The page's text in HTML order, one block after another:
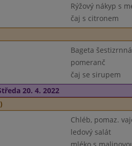
Rýžový nákyp s
čaj s citronem
Bageta
pomeranč
čaj se sirupem
20. 4. 2022
Chléb, pomaz.
ledový salát